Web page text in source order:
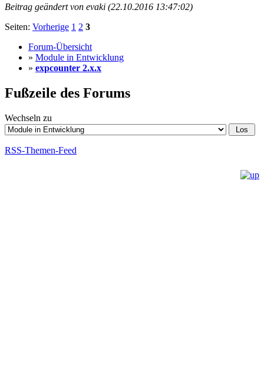
Beitrag geändert von evaki (22.10.2016 13:47:02)
Seiten: Vorherige 1 2 3
Forum-Übersicht
» Module in Entwicklung
» expcounter 2.x.x
Fußzeile des Forums
Wechseln zu
RSS-Themen-Feed